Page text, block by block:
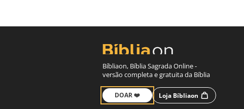
Bíbliaon, Bíblia Sagrada Online -
versão completa e gratuita da Bíblia
DOAR ❤️ Loja Bíbliaon